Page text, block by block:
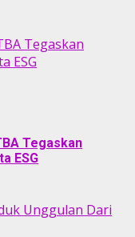
Tegaskan
ESG
Tegaskan
ESG
Unggulan Dari